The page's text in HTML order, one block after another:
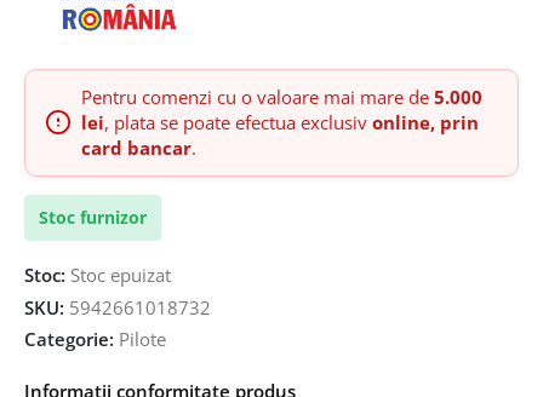
Pentru comenzi cu o valoare mai mare de 5.000
lei, plata se poate efectua exclusiv online, prin
card bancar.
Stoc furnizor
Stoc: Stoc epuizat
SKU: 5942661018732
Categorie: Pilote
Informații conformitate produs